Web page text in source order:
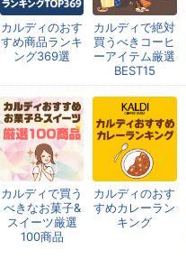
カルディのおす
すめ商品ランキ
ング369選
カルディで絶対
買うべきコーヒ
ーアイテム厳選
BEST15
カルディで買う
べきなお菓子&
スイーツ厳選
100商品
カルディのおす
すめカレーラン
キング